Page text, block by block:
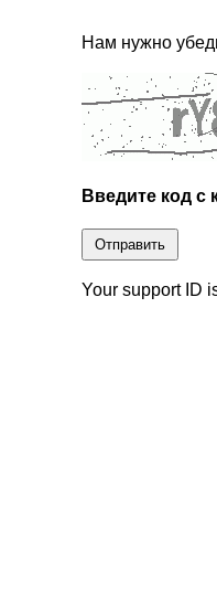
Нам нужно
Введите код с
Отправить
Your support ID